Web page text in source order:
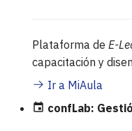
Plataforma de E-
capacitación y
Ir a MiAula
confLab: